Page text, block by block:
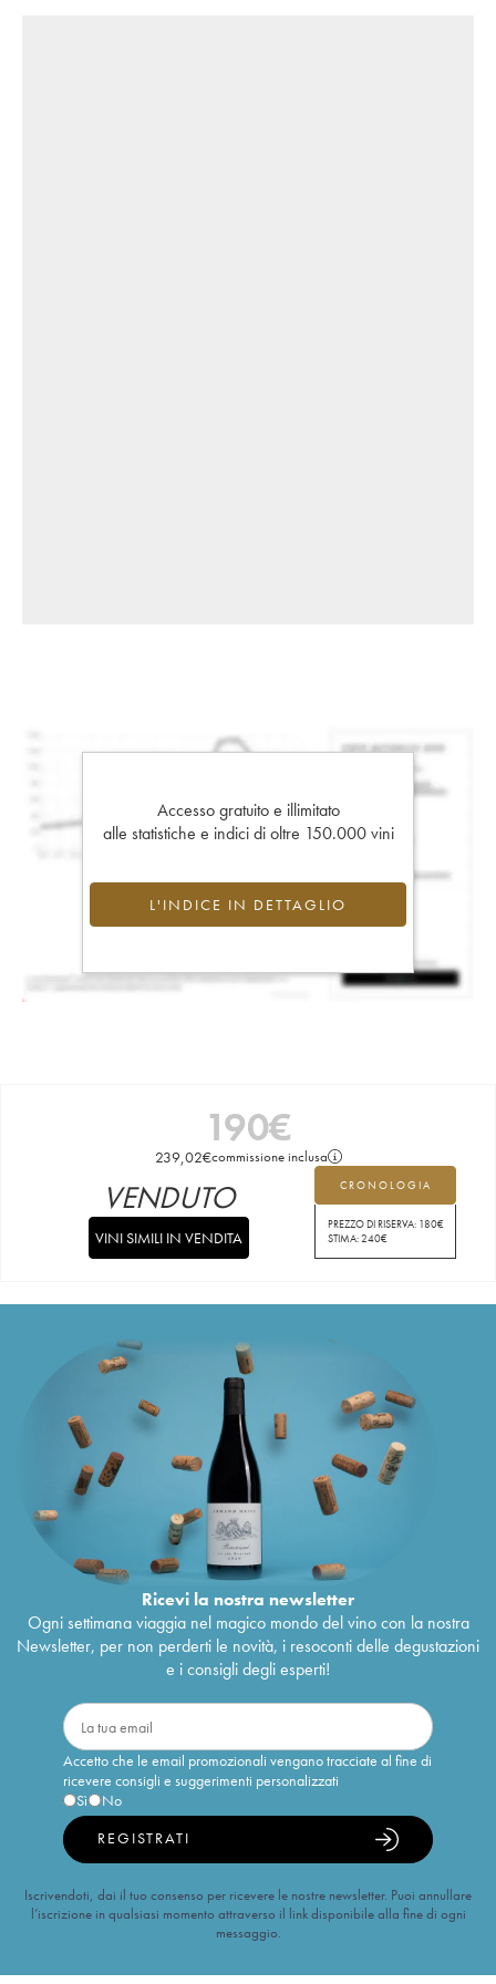
Accesso gratuito e illimitato
alle statistiche e indici di oltre 150.000 vini
L'INDICE IN DETTAGLIO
190€
239,02€commissione inclusa
CRONOLOGIA
PREZZO DI RISERVA: 180€
STIMA:240€
VENDUTO
VINI SIMILI IN VENDITA
Ricevi la nostra newsletter
Ogni settimana viaggia nel magico mondo del vino con la nostra
Newsletter, per non perderti le novità, i resoconti delle degustazioni
e i consigli degli esperti!
Accetto che le email promozionali vengano tracciate al fine di
ricevere consigli e suggerimenti personalizzati
Sì
No
REGISTRATI
Iscrivendoti, dai il tuo consenso per ricevere le nostre newsletter. Puoi annullare
l’iscrizione in qualsiasi momento attraverso il link disponibile alla fine di ogni
messaggio.